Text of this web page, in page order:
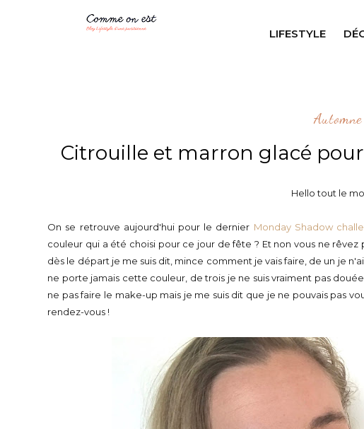
LIFESTYLE
Automne
Citrouille et marron glacé
Hello tout le
On se retrouve aujourd'hui pour le dernier Monday Shadow
couleur qui a été choisi pour ce jour de fête ? Et non vous ne
dès le départ je me suis dit, mince comment je vais faire, de un je
ne porte jamais cette couleur, de trois je ne suis vraiment pas
ne pas faire le make-up mais je me suis dit que je ne pouvais pas
rendez-vous !